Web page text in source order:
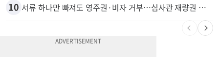
10 서류 하나만 빠져도 영주권·비자 거부…심사관 재량권 대폭 확대